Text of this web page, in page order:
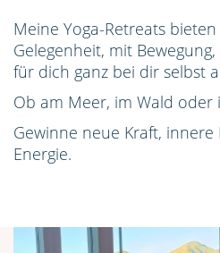
Meine Yoga-Retreats
Gelegenheit, mit
für dich ganz bei dir selbst
Ob am Meer, im Wald oder
Gewinne neue Kraft,
Energie.